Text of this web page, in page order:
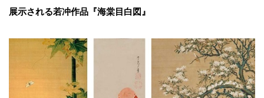
展示される若冲作品『海棠目白図』